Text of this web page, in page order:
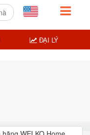
ĐẠI LÝ